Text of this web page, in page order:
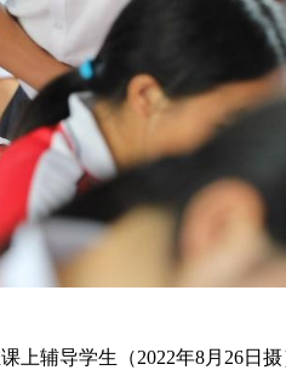
上辅导学生（2022年8月26日